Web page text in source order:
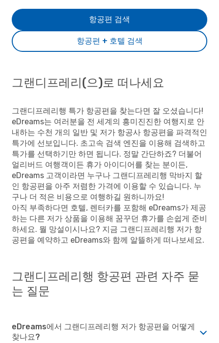
항공편 + 호텔 검색
항공편 검색
그랜디프레리(으)로 떠나세요
그랜디프레리행 특가 항공편을 찾는다면 잘 오셨습니다!
eDreams는 여러분을 전 세계의 흥미진진한 여행지로 안
내하는 수천 개의 일반 및 저가 항공사 항공편을 파격적인
특가에 선보입니다. 초고속 검색 엔진을 이용해 검색하고
특가를 선택하기만 하면 됩니다. 정말 간단하죠? 더불어
얼리버드 여행객이든 휴가 아이디어를 찾는 분이든,
eDreams 고객이라면 누구나 그랜디프레리행 막바지 할
인 항공편을 아주 저렴한 가격에 이용할 수 있습니다. 누
구나 더 적은 비용으로 여행하길 원하니까요!
아직 부족하다면 호텔, 렌터카를 포함해 eDreams가 제공
하는 다른 저가 상품을 이용해 꿈꾸던 휴가를 손쉽게 준비
하세요. 뭘 망설이시나요? 지금 그랜디프레리행 저가 항
공편을 예약하고 eDreams와 함께 알뜰하게 떠나보세요.
그랜디프레리행 항공편 관련 자주 묻
는 질문
eDreams에서 그랜디프레리행 저가 항공편을 어떻게
찾나요?